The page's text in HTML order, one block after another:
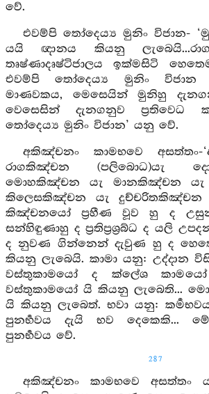
වේ.
එවම්පි තෝදෙය්‍ය මුනිං විජාන-
යයි ඥානය කියනු
තෘෂ්ණාදෘෂ්ටිජාලය ඉක්මසිටි
එවම්පි තෝදෙය්‍ය මුනිං විජාන
මාණවකය, මෙසෙයින් මුනිහු
වෙසෙසින් දැනගනුව ප්‍රතිවෙධ
තෝදෙය්‍ය මුනිං විජාන’ යනු වේ.
අකිඤ්චනං කාමභවෙ අසත්තං-
රාගකිඤ්චන (පලිබොධ)යැ
මොහකිඤ්චන යැ මානකිඤ්චන යැ
කිලෙසකිඤ්චන යැ
කිඤ්චනයෝ ප්‍රහීණ වූව හු ද
සන්හිඳුණාහු ද ප්‍රතිප්‍රශ්‍රබ්ධ ද යලි
ද නුවණ ගින්නෙන් දැවුණ හු ද
කියනු ලැබෙයි. කාමා යනු: උද්දාන
වස්තුකාමයෝ ද ක්ලේශ
වස්තුකාමයෝ යි කියනු ලැබෙති...
යි කියනු ලැබෙත්. භවා යනු:
පුනර්‍භවය දැයි භව දෙකෙකි...
පුනර්‍භවය වේ.
287
අකිඤ්චනං කාමභවෙ අසත්තං